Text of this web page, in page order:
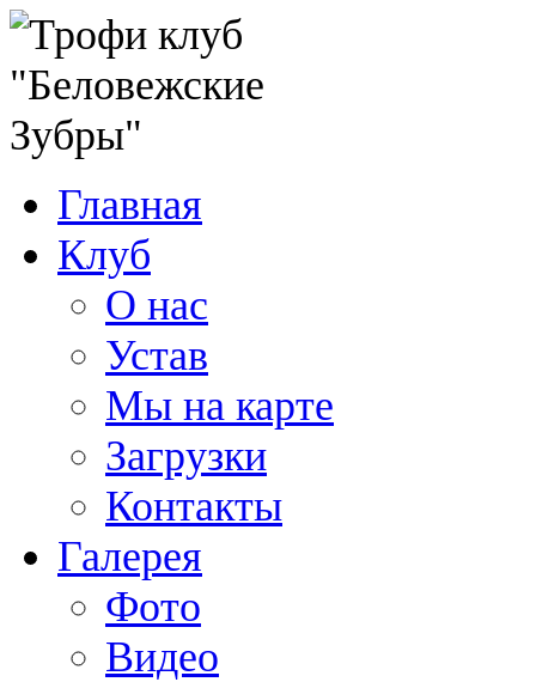
Главная
Клуб
О нас
Устав
Мы на карте
Загрузки
Контакты
Галерея
Фото
Видео